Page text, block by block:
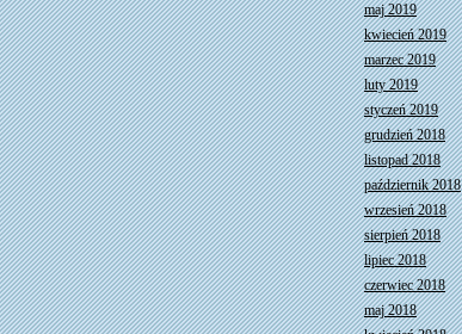
maj 2019
kwiecień 2019
marzec 2019
luty 2019
styczeń 2019
grudzień 2018
listopad 2018
październik 2018
wrzesień 2018
sierpień 2018
lipiec 2018
czerwiec 2018
maj 2018